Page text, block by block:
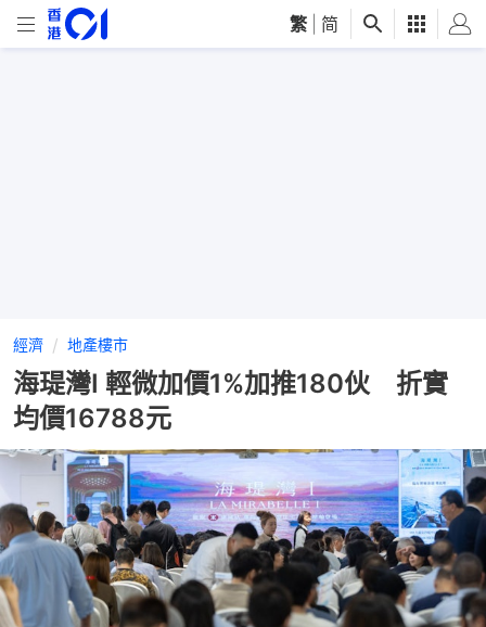
繁 简
經濟 地產樓市
海瑅灣I 輕微加價1%加推180伙 折實
均價16788元